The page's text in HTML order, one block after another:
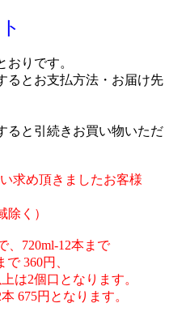
りです。
るとお支払方法・お届け先
ると引続きお買い物いただ
求め頂きましたお客様
く）
、720ml-12本まで
360円、
は2個口となります。
675円となります。